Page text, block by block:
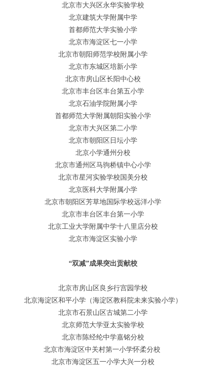
北京市大兴区永华实验学校
北京建筑大学附属中学
首都师范大学实验小学
北京市海淀区七一小学
北京市朝阳师范学校附属小学
北京市东城区培新小学
北京市房山区长阳中心校
北京市丰台区丰台第五小学
北京石油学院附属小学
首都师范大学附属朝阳实验小学
北京市大兴区第二小学
北京市朝阳区日坛小学
北京小学通州分校
北京市通州区马驹桥镇中心小学
北京市星河实验学校国美分校
北京医科大学附属小学
北京市朝阳区芳草地国际学校远洋小学
北京市丰台区丰台第一小学
北京工业大学附属中学十八里店分校
北京市海淀区实验小学
“双减”成果突出贡献校
北京市房山区良乡行宫园学校
北京海淀区和平小学（海淀区教科院未来实验小学）
北京市石景山区古城第二小学
北京师范大学亚太实验学校
北京市陈经纶中学嘉铭分校
北京市海淀区中关村第一小学怀柔分校
北京市海淀区五一小学大兴一分校